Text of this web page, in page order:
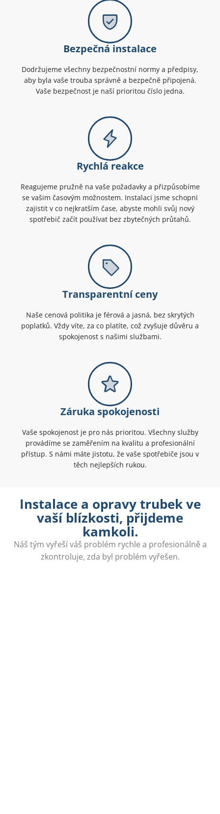
Bezpečná instalace
Dodržujeme všechny bezpečnostní normy a předpisy,
aby byla vaše trouba správně a bezpečně připojená.
Vaše bezpečnost je naší prioritou číslo jedna.
Rychlá reakce
Reagujeme pružně na vaše požadavky a přizpůsobíme
se vašim časovým možnostem. Instalaci jsme schopni
zajistit v co nejkratším čase, abyste mohli svůj nový
spotřebič začít používat bez zbytečných průtahů.
Transparentní ceny
Naše cenová politika je férová a jasná, bez skrytých
poplatků. Vždy víte, za co platíte, což zvyšuje důvěru a
spokojenost s našimi službami.
Záruka spokojenosti
Vaše spokojenost je pro nás prioritou. Všechny služby
provádíme se zaměřením na kvalitu a profesionální
přístup. S námi máte jistotu, že vaše spotřebiče jsou v
těch nejlepších rukou.
Instalace a opravy trubek ve
vaší blízkosti, přijdeme
kamkoli.
Náš tým vyřeší váš problém rychle a profesionálně a
zkontroluje, zda byl problém vyřešen.